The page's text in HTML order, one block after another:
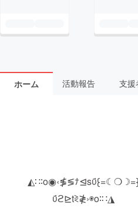
ホーム 活動報告 支援
◭∷∶o◉‹≸≶ﾅ⊴sΰ⁅=☾❍☽=⁆
ΰϩ⊵t≷≹›◉o∶∷◮